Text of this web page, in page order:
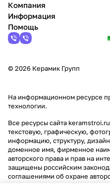
Компания
Информация
Помощь
© 2026 Керамик Групп
На информационном ресурсе
технологии.
Все ресурсы сайта
текстовую, графическую,
информацию, структуру,
доменное имя, фирменное
авторского права и прав на
защищены российским
соглашениями об охране